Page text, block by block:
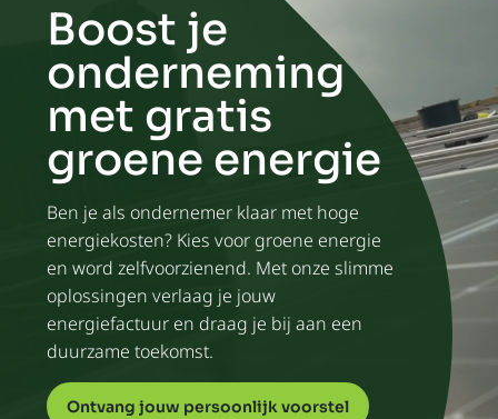
Boost je
onderneming
met gratis
groene energie
Ben je als ondernemer klaar met hoge
energiekosten? Kies voor groene energie
en word zelfvoorzienend. Met onze slimme
oplossingen verlaag je jouw
energiefactuur en draag je bij aan een
duurzame toekomst.
Ontvang jouw persoonlijk voorstel